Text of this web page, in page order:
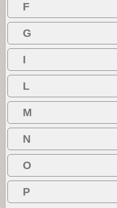
F
G
I
L
M
N
O
P